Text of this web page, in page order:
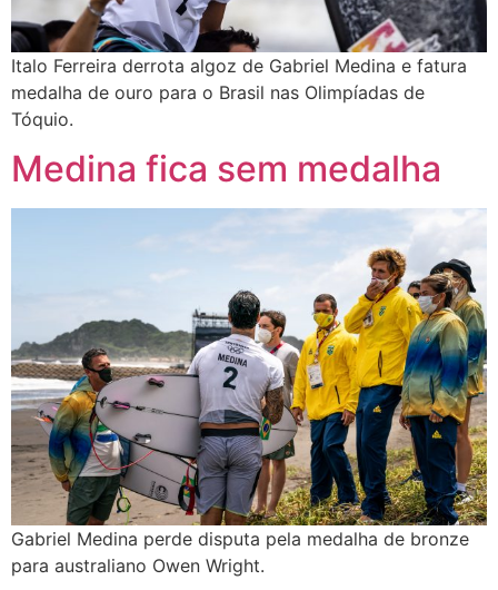
Italo Ferreira derrota algoz de Gabriel Medina e fatura
medalha de ouro para o Brasil nas Olimpíadas de
Tóquio.
Medina fica sem medalha
Gabriel Medina perde disputa pela medalha de bronze
para australiano Owen Wright.